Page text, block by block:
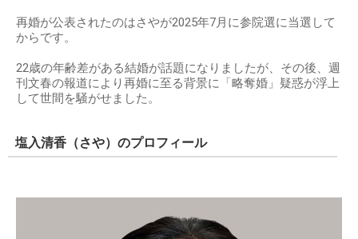
再婚が公表されたのはさやが2025年7月に参院選に当選して
からです。
22歳の年齢差がある結婚が話題になりましたが、その後、週
刊文春の報道により再婚に至る背景に「略奪婚」疑惑が浮上
して世間を騒がせました。
塩入清香（さや）のプロフィール